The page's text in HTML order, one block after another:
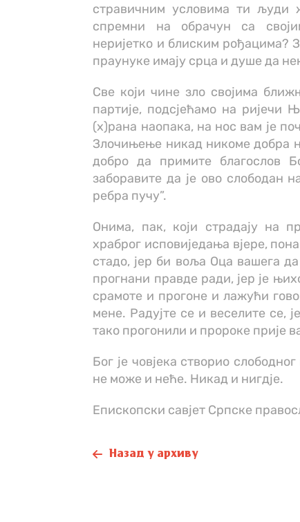
стравичним условима ти људи
спремни на обрачун са
неријетко и блиским рођацима?
праунуке имају срца и душе да
Све који чине зло својима
партије, подсјећамо на ријечи
(х)рана наопака, на нос вам је
Злочињење никад никоме добра
добро да примите благослов
заборавите да је ово слободан
ребра пучу”.
Онима, пак, који страдају на
храброг исповиједања вјере,
стадо, јер би воља Оца вашега
прогнани правде ради, јер је
срамоте и прогоне и лажући
мене. Радујте се и веселите се,
тако прогонили и пророке прије
Бог је човјека створио
не може и неће. Никад и нигдје.
Епископски савјет Српске
Назад у архиву